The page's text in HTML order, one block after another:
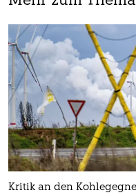
Kritik an den